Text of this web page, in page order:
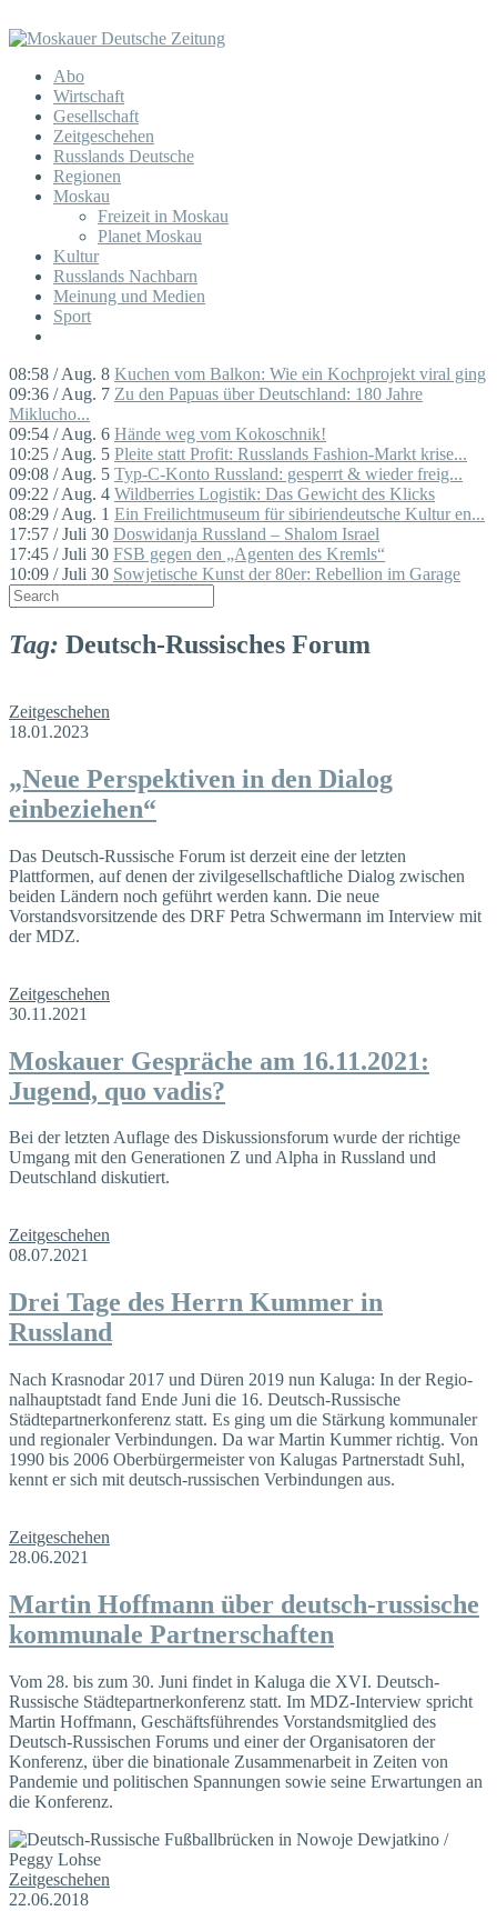
Abo
Wirtschaft
Gesellschaft
Zeitgeschehen
Russlands Deutsche
Regionen
Moskau
Freizeit in Moskau
Planet Moskau
Kultur
Russlands Nachbarn
Meinung und Medien
Sport
08:58 / Aug. 8 Kuchen vom Balkon: Wie ein Kochprojekt viral ging
09:36 / Aug. 7 Zu den Papuas über Deutschland: 180 Jahre
Miklucho...
09:54 / Aug. 6 Hände weg vom Kokoschnik!
10:25 / Aug. 5 Pleite statt Profit: Russlands Fashion-Markt krise...
09:08 / Aug. 5 Typ-C-Konto Russland: gesperrt & wieder freig...
09:22 / Aug. 4 Wildberries Logistik: Das Gewicht des Klicks
08:29 / Aug. 1 Ein Freilichtmuseum für sibiriendeutsche Kultur en...
17:57 / Juli 30 Doswidanja Russland – Shalom Israel
17:45 / Juli 30 FSB gegen den „Agenten des Kremls“
10:09 / Juli 30 Sowjetische Kunst der 80er: Rebellion im Garage
Tag: Deutsch-Russisches Forum
Zeitgeschehen
18.01.2023
„Neue Perspektiven in den Dialog
einbeziehen“
Das Deutsch-Russische Forum ist derzeit eine der letzten
Plattformen, auf denen der zivilgesellschaftliche Dialog zwischen
beiden Ländern noch geführt werden kann. Die neue
Vorstandsvorsitzende des DRF Petra Schwermann im Interview mit
der MDZ.
Zeitgeschehen
30.11.2021
Moskauer Gespräche am 16.11.2021:
Jugend, quo vadis?
Bei der letzten Auflage des Diskussionsforum wurde der richtige
Umgang mit den Generationen Z und Alpha in Russland und
Deutschland diskutiert.
Zeitgeschehen
08.07.2021
Drei Tage des Herrn Kummer in
Russland
Nach Krasnodar 2017 und Düren 2019 nun Kaluga: In der Regio­
nalhauptstadt fand Ende Juni die 16. Deutsch-Russische
Städtepartnerkonferenz statt. Es ging um die Stärkung kommunaler
und regionaler Verbindungen. Da war Martin Kummer richtig. Von
1990 bis 2006 Oberbürgermeister von Kalugas Partnerstadt Suhl,
kennt er sich mit deutsch-rus­sischen Verbindungen aus.
Zeitgeschehen
28.06.2021
Martin Hoffmann über deutsch-russische
kommunale Partnerschaften
Vom 28. bis zum 30. Juni findet in Kaluga die XVI. Deutsch-
Russische Städtepartnerkonferenz statt. Im MDZ-Interview spricht
Martin Hoffmann, Geschäftsführendes Vorstandsmitglied des
Deutsch-Russischen Forums und einer der Organisatoren der
Konferenz, über die binationale Zusammenarbeit in Zeiten von
Pandemie und politischen Spannungen sowie seine Erwartungen an
die Konferenz.
Zeitgeschehen
22.06.2018